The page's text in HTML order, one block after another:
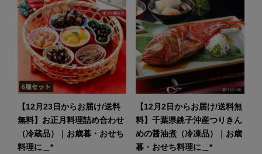
【12月23日からお届け/送料
無料】お正月料理詰め合わせ
（冷蔵品）｜お歳暮・おせち
料理に＿*
【12月2日からお届け/送料無
料】千葉県銚子沖産つりきん
めの醤油煮（冷凍品）｜お歳
暮・おせち料理に＿*